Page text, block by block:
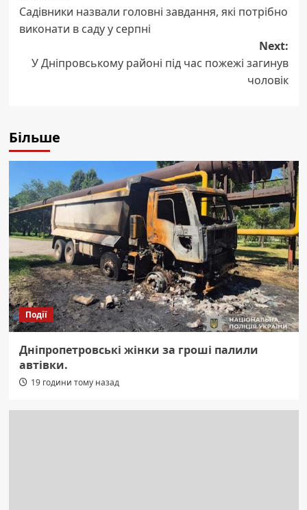
navigation
Садівники назвали головні завдання, які потрібно
виконати в саду у серпні
Next:
У Дніпровському районі під час пожежі загинув
чоловік
Більше
Події
Дніпропетровські жінки за гроші палили
автівки.
19 години тому назад